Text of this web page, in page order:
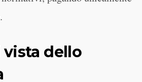
dello